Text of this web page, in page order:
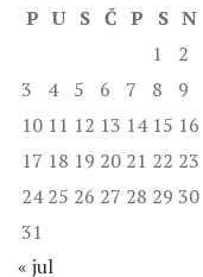
P U S Č P S N
1
2
3
4 5 6 7 8
9
10 11 12 13 14 15 16
17 18 19 20 21 22 23
24 25 26 27 28 29 30
31
« jul